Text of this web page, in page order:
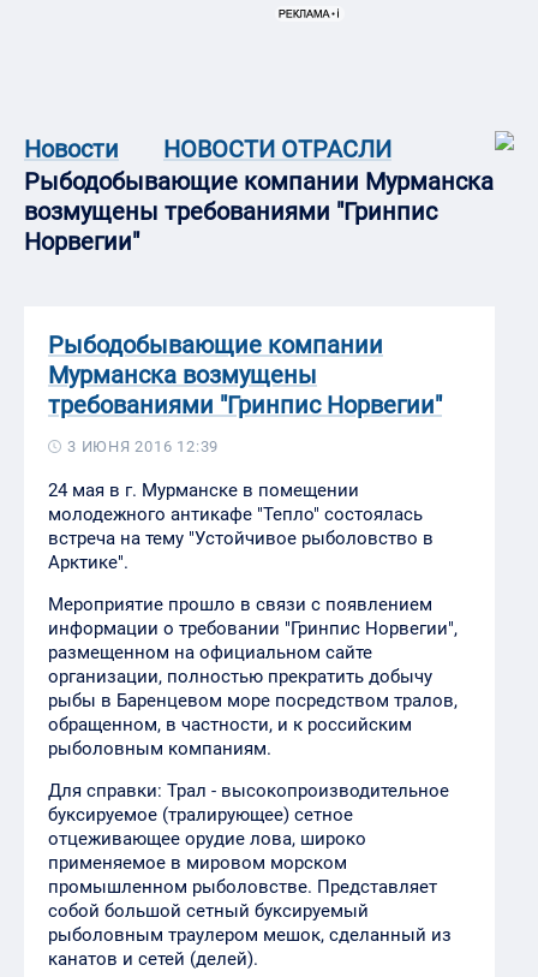
Новости
НОВОСТИ ОТРАСЛИ
Рыбодобывающие компании Мурманска
возмущены требованиями "Гринпис
Норвегии"
Рыбодобывающие компании
Мурманска возмущены
требованиями "Гринпис Норвегии"
3 ИЮНЯ 2016 12:39
24 мая в г. Мурманске в помещении
молодежного антикафе "Тепло" состоялась
встреча на тему "Устойчивое рыболовство в
Арктике".
Мероприятие прошло в связи с появлением
информации о требовании "Гринпис Норвегии",
размещенном на официальном сайте
организации, полностью прекратить добычу
рыбы в Баренцевом море посредством тралов,
обращенном, в частности, и к российским
рыболовным компаниям.
Для справки: Трал - высокопроизводительное
буксируемое (тралирующее) сетное
отцеживающее орудие лова, широко
применяемое в мировом морском
промышленном рыболовстве. Представляет
собой большой сетный буксируемый
рыболовным траулером мешок, сделанный из
канатов и сетей (делей).